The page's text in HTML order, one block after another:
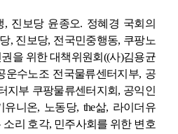
, 진보당 윤종오. 정혜경 국회의
, 진보당, 전국민중행동, 쿠팡노
을 위한 대책위원회 ((사)김용균
운수노조 전국물류센터지부, 공
지부 쿠팡물류센터지회 , 공익인
유니온, 노동당, the삶, 라이더유
소리 호각, 민주사회를 위한 변호